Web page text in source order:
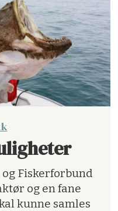
Fiskerforbund
og en fane
kunne samles